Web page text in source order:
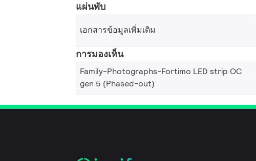
แผ่นพับ
เอกสารข้อมูลเพิ่มเติม
การมองเห็น
Family-Photographs-Fortimo LED strip OC
gen 5 (Phased-out)